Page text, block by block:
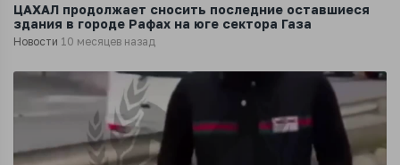
ЦАХАЛ продолжает сносить последние оставшиеся
здания в городе Рафах на юге сектора Газа
Новости 10 месяцев назад